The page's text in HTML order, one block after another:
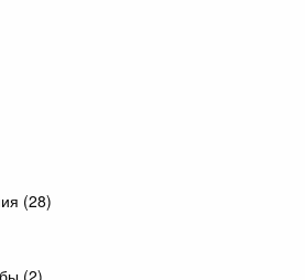
(28)
(2)